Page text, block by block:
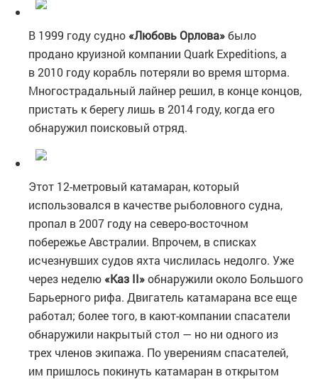
В 1999 году судно«Любовь Орлова»было
продано круизной компании Quark Expeditions, а
в 2010 году корабль потеряли во время шторма.
Многострадальный лайнер решил, в конце концов,
пристать к берегу лишь в 2014 году, когда его
обнаружил поисковый отряд.
Этот 12-метровый катамаран, который
использовался в качестве рыболовного судна,
пропал в 2007 году на северо-восточном
побережье Австралии. Впрочем, в списках
исчезнувших судов яхта числилась недолго. Уже
через неделю«Каз II»обнаружили около Большого
Барьерного рифа. Двигатель катамарана все еще
работал; более того, в кают-компании спасатели
обнаружили накрытый стол — но ни одного из
трех членов экипажа. По уверениям спасателей,
им пришлось покинуть катамаран в открытом